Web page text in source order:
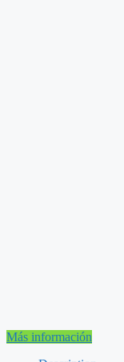
Más información